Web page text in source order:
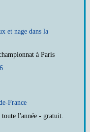
et nage dans la
à Paris
France
toute l'année - gratuit.